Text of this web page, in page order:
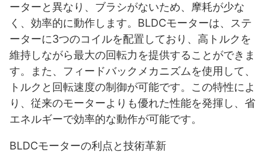
ーターと異なり、ブラシがないため、摩耗が少な
く、効率的に動作します。BLDCモーターは、ステ
ーターに3つのコイルを配置しており、高トルクを
維持しながら最大の回転力を提供することができま
す。また、フィードバックメカニズムを使用して、
トルクと回転速度の制御が可能です。この特性によ
り、従来のモーターよりも優れた性能を発揮し、省
エネルギーで効率的な動作が可能です。
BLDCモーターの利点と技術革新